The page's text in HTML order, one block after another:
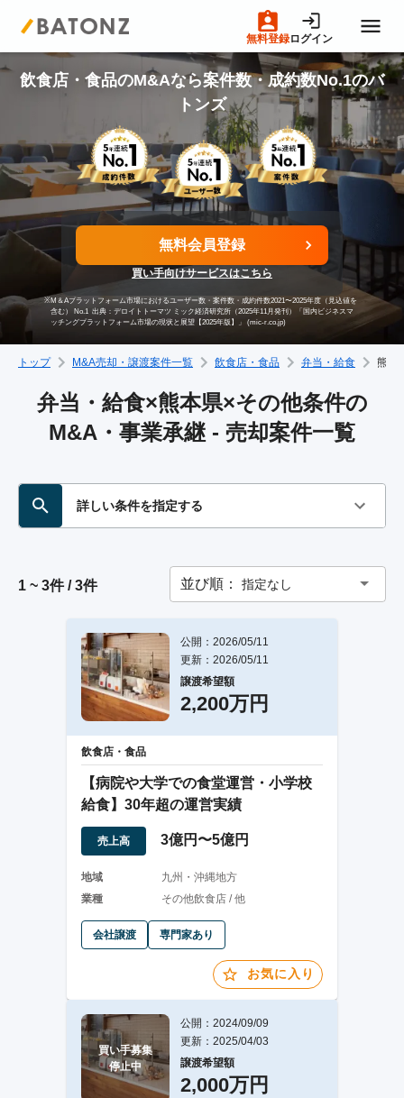
無料登録ログイン
トップページ
M&A案件一覧
売りたい方へ
買いたい方へ
成約事例
M&A専門家の方へ
飲食店・食品のM&Aなら案件数・成約数No.1のバ
トンズ
無料会員登録
買い手向けサービスはこちら
※M＆Aプラットフォーム市場におけるユーザー数・案件数・成約件数2021〜2025年度（見込値を
含む） No.1 出典：デロイトトーマツ ミック経済研究所（2025年11月発刊）「国内ビジネスマ
ッチングプラットフォーム市場の現状と展望【2025年版】」 (mic-r.co.jp)
トップ M&A売却・譲渡案件一覧 飲食店・食品 弁当・給食 熊本
弁当・給食×熊本県×その他条件の
M&A・事業承継 - 売却案件一覧
詳しい条件を指定する
1 ~ 3件 / 3件 並び順： 指定なし
公開：2026/05/11
更新：2026/05/11
譲渡希望額
2,200万円
飲食店・食品
【病院や大学での食堂運営・小学校
給食】30年超の運営実績
売上高 3億円〜5億円
地域
九州・沖縄地方
業種
その他飲食店 / 他
会社譲渡 専門家あり
お気に入り
買い手募集
停止中
公開：2024/09/09
更新：2025/04/03
譲渡希望額
2,000万円